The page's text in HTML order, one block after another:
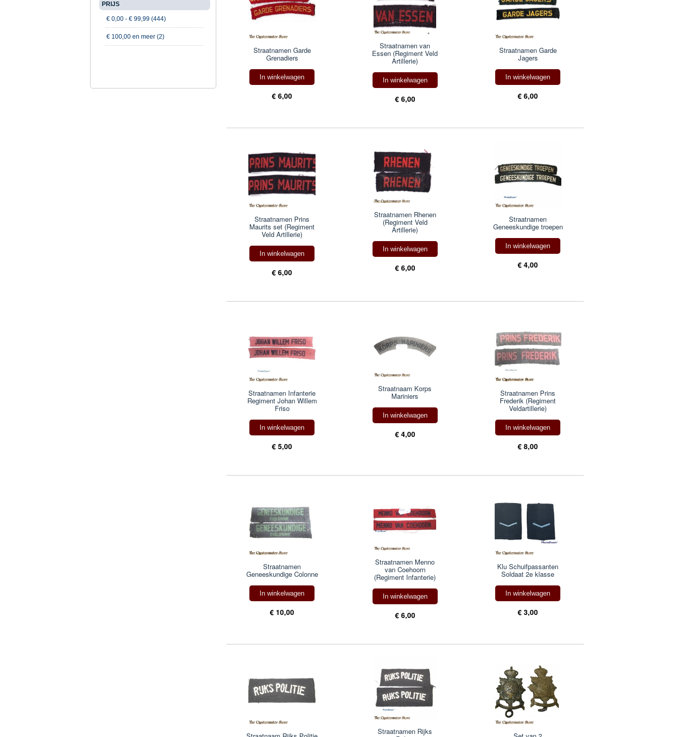
PRIJS
€ 0,00 - € 99,99 (444)
€ 100,00 en meer (2)
Straatnamen Garde
Grenadiers
In winkelwagen
€ 6,00
Straatnamen van
Essen (Regiment Veld
Artillerie)
In winkelwagen
€ 6,00
Straatnamen Garde
Jagers
In winkelwagen
€ 6,00
Straatnamen Prins
Maurits set (Regiment
Veld Artillerie)
In winkelwagen
€ 6,00
Straatnamen Rhenen
(Regiment Veld
Artillerie)
In winkelwagen
€ 6,00
Straatnamen
Geneeskundige troepen
In winkelwagen
€ 4,00
Straatnamen Infanterie
Regiment Johan Willem
Friso
In winkelwagen
€ 5,00
Straatnaam Korps
Mariniers
In winkelwagen
€ 4,00
Straatnamen Prins
Frederik (Regiment
Veldartillerie)
In winkelwagen
€ 8,00
Straatnamen
Geneeskundige Colonne
In winkelwagen
€ 10,00
Straatnamen Menno
van Coehoorn
(Regiment Infanterie)
In winkelwagen
€ 6,00
Klu Schuifpassanten
Soldaat 2e klasse
In winkelwagen
€ 3,00
Straatnamen Rijks